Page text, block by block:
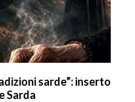
sarde”: inserto
Sarda